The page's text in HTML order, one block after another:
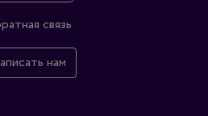
связь
нам